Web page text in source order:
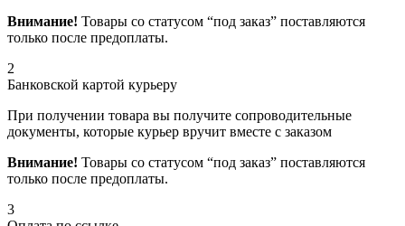
Внимание! Товары со статусом “под заказ” поставляются
только после предоплаты.
2
Банковской картой курьеру
При получении товара вы получите сопроводительные
документы, которые курьер вручит вместе с заказом
Внимание! Товары со статусом “под заказ” поставляются
только после предоплаты.
3